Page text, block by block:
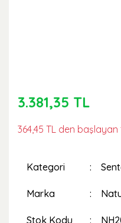
3.381,35 TL
364,45 TL den
Kategori
Marka
Stok Kodu